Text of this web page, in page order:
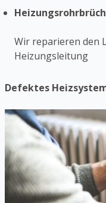
Wir reparieren den
Heizungsleitung
Defektes